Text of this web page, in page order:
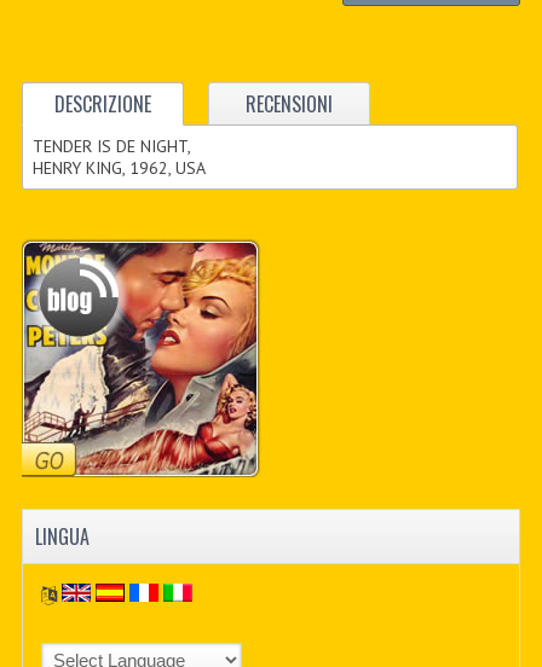
DESCRIZIONE RECENSIONI
TENDER IS DE NIGHT,
HENRY KING, 1962, USA
LINGUA